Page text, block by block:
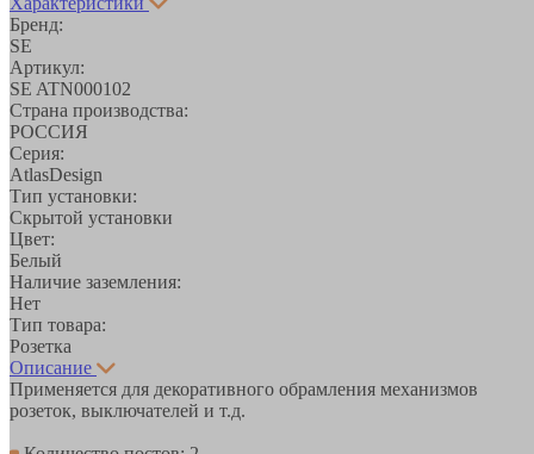
Бренд:
SE
Артикул:
SE ATN000102
Страна производства:
РОССИЯ
Серия:
AtlasDesign
Тип установки:
Скрытой установки
Цвет:
Белый
Наличие заземления:
Нет
Тип товара:
Розетка
Описание
Применяется для декоративного обрамления механизмов
розеток, выключателей и т.д.